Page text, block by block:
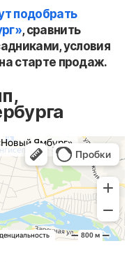
подобрать
, сравнить
условия
старте продаж.